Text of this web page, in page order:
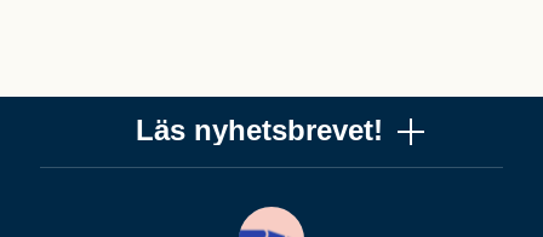
Läs nyhetsbrevet!
chansen! Det är jag (Mattias) som skriver det, och när